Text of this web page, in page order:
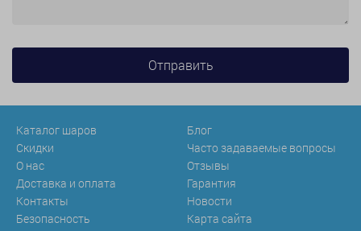
Каталог шаров
Скидки
О нас
Доставка и оплата
Контакты
Безопасность
Блог
Часто задаваемые вопросы
Отзывы
Гарантия
Новости
Карта сайта